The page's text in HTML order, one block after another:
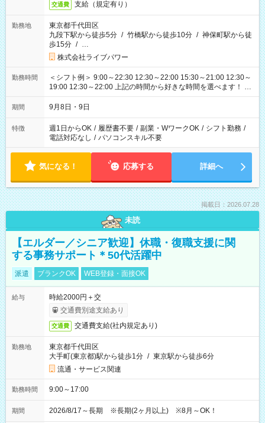
交通費 支給（規定有り）
勤務地
東京都千代田区
九段下駅から徒歩5分 / 竹橋駅から徒歩10分 / 神保町駅から徒
歩15分 / …
株式会社ライブパワー
勤務時間
＜シフト例＞ 9:00～22:30 12:30～22:00 15:30～21:00 12:30～
19:00 12:30～22:00 上記の時間から好きな時間を選べます！ ※
時間は変更となる可能性があります
期間 9月8日・9日
特徴 週1日からOK / 履歴書不要 / 副業・WワークOK / シフト勤務 /
電話対応なし / パソコンスキル不要
気になる！ 応募する 詳細へ
掲載日：2026.07.28
未読
【エルダー／シニア歓迎】休職・復職支援に関
する事務サポート＊50代活躍中
派遣 ブランクOK WEB登録・面接OK
給与
時給2000円＋交
交通費別途支給あり
交通費 交通費支給(社内規定あり)
勤務地
東京都千代田区
大手町(東京都)駅から徒歩1分 / 東京駅から徒歩6分
流通・サービス関連
勤務時間 9:00～17:00
期間 2026/8/17～長期 ※長期(2ヶ月以上) ※8月～OK！